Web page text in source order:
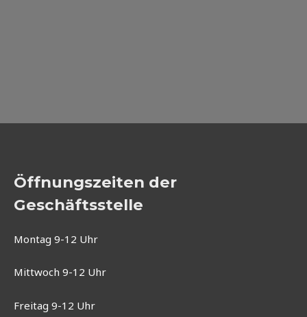
Öffnungszeiten der
Geschäftsstelle
Montag 9-12 Uhr
Mittwoch 9-12 Uhr
Freitag 9-12 Uhr